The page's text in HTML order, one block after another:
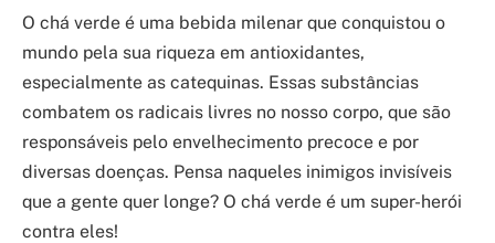
O chá verde é uma bebida milenar que conquistou o
mundo pela sua riqueza em antioxidantes,
especialmente as catequinas. Essas substâncias
combatem os radicais livres no nosso corpo, que são
responsáveis pelo envelhecimento precoce e por
diversas doenças. Pensa naqueles inimigos invisíveis
que a gente quer longe? O chá verde é um super-herói
contra eles!